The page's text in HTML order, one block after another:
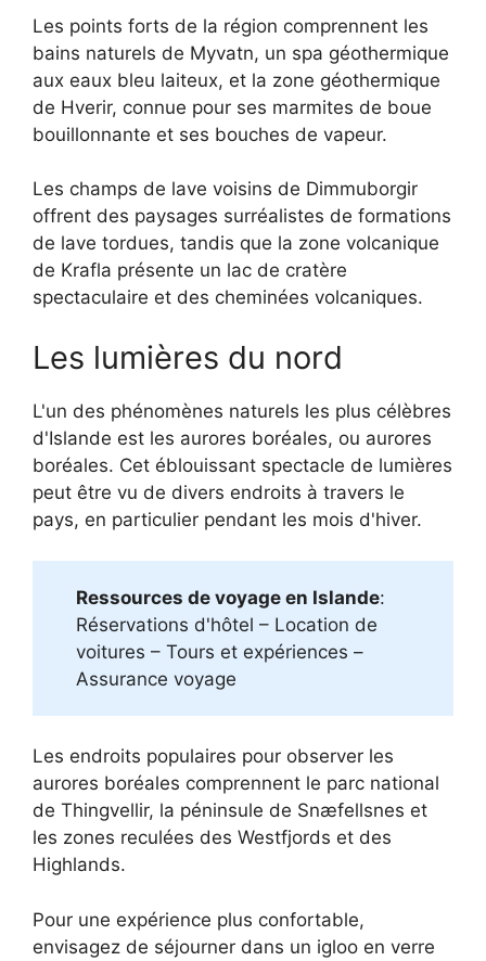
Les points forts de la région comprennent les
bains naturels de Myvatn, un spa géothermique
aux eaux bleu laiteux, et la zone géothermique
de Hverir, connue pour ses marmites de boue
bouillonnante et ses bouches de vapeur.
Les champs de lave voisins de Dimmuborgir
offrent des paysages surréalistes de formations
de lave tordues, tandis que la zone volcanique
de Krafla présente un lac de cratère
spectaculaire et des cheminées volcaniques.
Les lumières du nord
L'un des phénomènes naturels les plus célèbres
d'Islande est les aurores boréales, ou aurores
boréales. Cet éblouissant spectacle de lumières
peut être vu de divers endroits à travers le
pays, en particulier pendant les mois d'hiver.
Ressources de voyage en Islande:
Réservations d'hôtel – Location de
voitures – Tours et expériences –
Assurance voyage
Les endroits populaires pour observer les
aurores boréales comprennent le parc national
de Thingvellir, la péninsule de Snæfellsnes et
les zones reculées des Westfjords et des
Highlands.
Pour une expérience plus confortable,
envisagez de séjourner dans un igloo en verre